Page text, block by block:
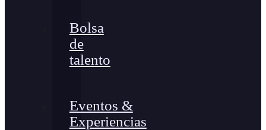
Bolsa
de
talento
Eventos &
Experiencias